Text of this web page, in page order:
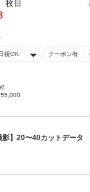
祝OK クーポン有
55,000
影】20〜40カットデータ